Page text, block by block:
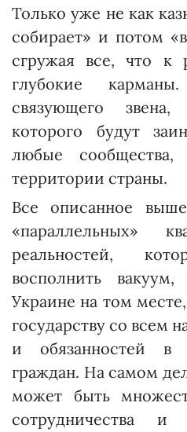
Только уже не как
собирает» и потом
сгружая все, что к
глубокие
связующего
которого будут
любые
территории страны.
Все описанное
«параллельных»
реальностей,
восполнить
Украине на том
государству со всем
и обязанностей в
граждан. На самом
может быть
сотрудничества и